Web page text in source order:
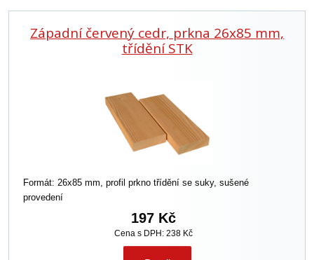
Západní červený cedr, prkna 26x85 mm,
třídění STK
Formát: 26x85 mm, profil prkno třídění se suky, sušené
provedení
197 Kč
Cena s DPH: 238 Kč